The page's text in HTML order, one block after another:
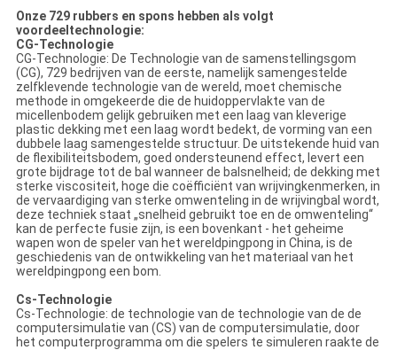
Onze 729 rubbers en spons hebben als volgt
voordeeltechnologie:
CG-Technologie
CG-Technologie: De Technologie van de samenstellingsgom
(CG), 729 bedrijven van de eerste, namelijk samengestelde
zelfklevende technologie van de wereld, moet chemische
methode in omgekeerde die de huidoppervlakte van de
micellenbodem gelijk gebruiken met een laag van kleverige
plastic dekking met een laag wordt bedekt, de vorming van een
dubbele laag samengestelde structuur. De uitstekende huid van
de flexibiliteitsbodem, goed ondersteunend effect, levert een
grote bijdrage tot de bal wanneer de balsnelheid; de dekking met
sterke viscositeit, hoge die coëfficiënt van wrijvingkenmerken, in
de vervaardiging van sterke omwenteling in de wrijvingbal wordt,
deze techniek staat „snelheid gebruikt toe en de omwenteling“
kan de perfecte fusie zijn, is een bovenkant - het geheime
wapen won de speler van het wereldpingpong in China, is de
geschiedenis van de ontwikkeling van het materiaal van het
wereldpingpong een bom.
Cs-Technologie
Cs-Technologie: de technologie van de technologie van de de
computersimulatie van (CS) van de computersimulatie, door
het computerprogramma om die spelers te simuleren raakte de